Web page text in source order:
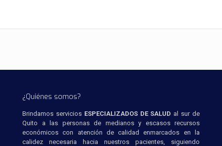
¿Quiénes somos?
Brindamos servicios ESPECIALIZADOS DE SALUD al sur de
Quito a las personas de medianos y escasos recursos
económicos con atención de calidad enmarcados en la
calidez necesaria hacia nuestros pacientes, siguiendo